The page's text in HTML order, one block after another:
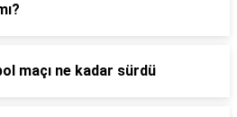
maçı ne kadar sürdü